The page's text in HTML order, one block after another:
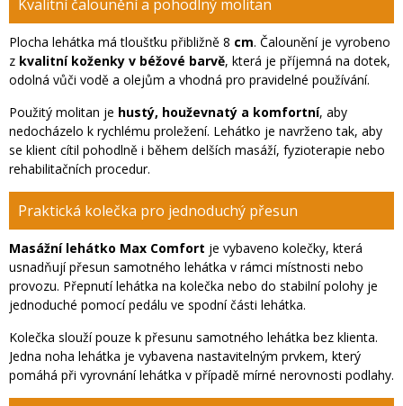
Kvalitní čalounění a pohodlný molitan
Plocha lehátka má tloušťku přibližně 8 cm. Čalounění je vyrobeno
z kvalitní koženky v béžové barvě, která je příjemná na dotek,
odolná vůči vodě a olejům a vhodná pro pravidelné používání.
Použitý molitan je hustý, houževnatý a komfortní, aby
nedocházelo k rychlému proležení. Lehátko je navrženo tak, aby
se klient cítil pohodlně i během delších masáží, fyzioterapie nebo
rehabilitačních procedur.
Praktická kolečka pro jednoduchý přesun
Masážní lehátko Max Comfort je vybaveno kolečky, která
usnadňují přesun samotného lehátka v rámci místnosti nebo
provozu. Přepnutí lehátka na kolečka nebo do stabilní polohy je
jednoduché pomocí pedálu ve spodní části lehátka.
Kolečka slouží pouze k přesunu samotného lehátka bez klienta.
Jedna noha lehátka je vybavena nastavitelným prvkem, který
pomáhá při vyrovnání lehátka v případě mírné nerovnosti podlahy.